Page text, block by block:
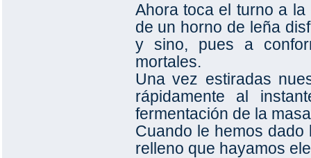
Ahora toca el turno a
de un horno de leña
y sino, pues a
mortales.
Una vez estiradas
rápidamente al
fermentación de la
Cuando le hemos
relleno que hayamos